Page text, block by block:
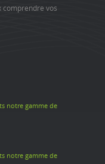
comprendre vos
notre gamme de
notre gamme de